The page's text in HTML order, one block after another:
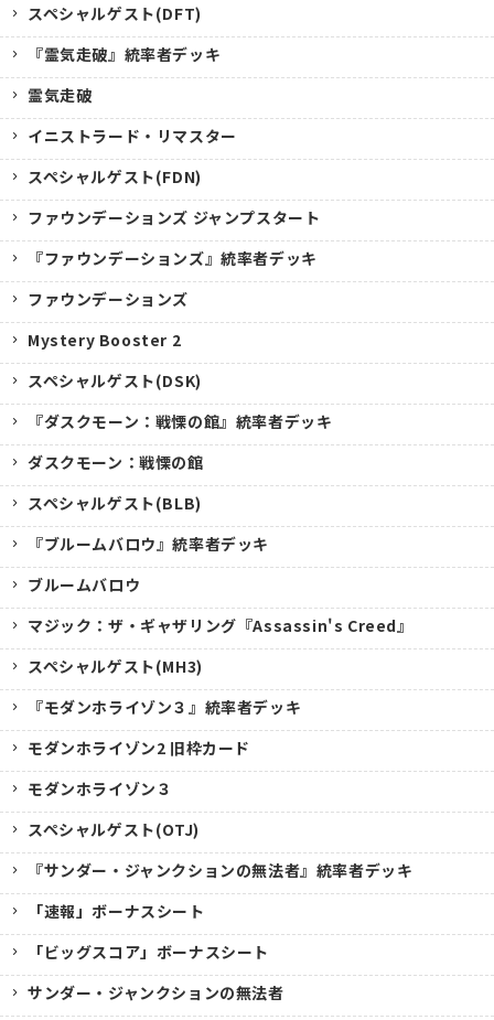
スペシャルゲスト(DFT)
『霊気走破』統率者デッキ
霊気走破
イニストラード・リマスター
スペシャルゲスト(FDN)
ファウンデーションズ ジャンプスタート
『ファウンデーションズ』統率者デッキ
ファウンデーションズ
Mystery Booster 2
スペシャルゲスト(DSK)
『ダスクモーン：戦慄の館』統率者デッキ
ダスクモーン：戦慄の館
スペシャルゲスト(BLB)
『ブルームバロウ』統率者デッキ
ブルームバロウ
マジック：ザ・ギャザリング『Assassin's Creed』
スペシャルゲスト(MH3)
『モダンホライゾン３』統率者デッキ
モダンホライゾン2 旧枠カード
モダンホライゾン３
スペシャルゲスト(OTJ)
『サンダー・ジャンクションの無法者』統率者デッキ
「速報」ボーナスシート
「ビッグスコア」ボーナスシート
サンダー・ジャンクションの無法者